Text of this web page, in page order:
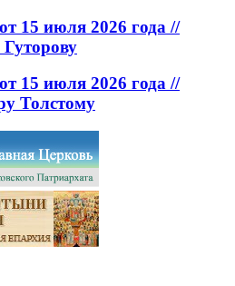
15 июля 2026 года //
15 июля 2026 года //
Толстому